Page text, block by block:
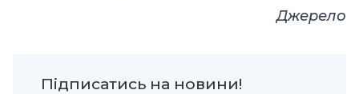
Джерело
Підписатись на новини!